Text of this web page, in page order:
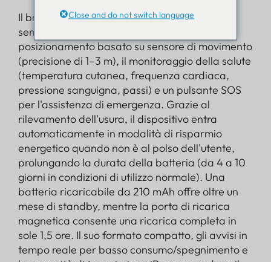
Il braccialetto Bluetooth Lansitec va oltre il
semplice tracciamento, integrando il
posizionamento basato su sensore di movimento
(precisione di 1–3 m), il monitoraggio della salute
(temperatura cutanea, frequenza cardiaca,
pressione sanguigna, passi) e un pulsante SOS
per l'assistenza di emergenza. Grazie al
rilevamento dell'usura, il dispositivo entra
automaticamente in modalità di risparmio
energetico quando non è al polso dell'utente,
prolungando la durata della batteria (da 4 a 10
giorni in condizioni di utilizzo normale). Una
batteria ricaricabile da 210 mAh offre oltre un
mese di standby, mentre la porta di ricarica
magnetica consente una ricarica completa in
sole 1,5 ore. Il suo formato compatto, gli avvisi in
tempo reale per basso consumo/spegnimento e
Close and do not switch language